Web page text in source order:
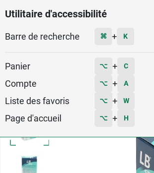
Utilitaire d'accessibilité
Barre de recherche ⌘ + K
Panier ⌥ + C
Compte ⌥ + A
Liste des favoris ⌥ + W
Page d'accueil ⌥ + H
Menu